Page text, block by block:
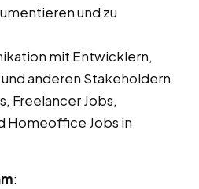
und zu
mit Entwicklern,
anderen Stakeholdern
Freelancer Jobs,
Homeoffice Jobs in
: